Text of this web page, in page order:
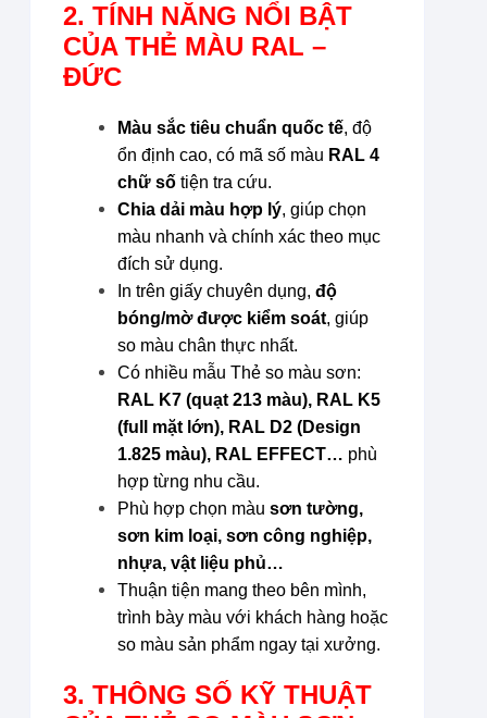
2. TÍNH NĂNG NỔI BẬT
CỦA THẺ MÀU RAL –
ĐỨC
Màu sắc tiêu chuẩn quốc tế, độ
ổn định cao, có mã số màu RAL 4
chữ số tiện tra cứu.
Chia dải màu hợp lý, giúp chọn
màu nhanh và chính xác theo mục
đích sử dụng.
In trên giấy chuyên dụng,độ
bóng/mờ được kiểm soát, giúp
so màu chân thực nhất.
Có nhiều mẫu Thẻ so màu sơn:
RAL K7 (quạt 213 màu), RAL K5
(full mặt lớn), RAL D2 (Design
1.825 màu), RAL EFFECT… phù
hợp từng nhu cầu.
Phù hợp chọn màusơn tường,
sơn kim loại, sơn công nghiệp,
nhựa, vật liệu phủ…
Thuận tiện mang theo bên mình,
trình bày màu với khách hàng hoặc
so màu sản phẩm ngay tại xưởng.
3. THÔNG SỐ KỸ THUẬT